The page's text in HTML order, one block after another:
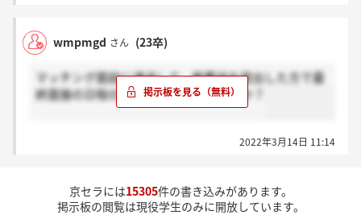
wmpmgd さん (23卒)
マッチング面談に通過して，推薦状を提出した方で最
終面接の日程の連絡が来た方はいますか？
2022年3月14日 11:14
京セラには15305件の書き込みがあります。
掲示板の閲覧は現役学生のみに開放しています。